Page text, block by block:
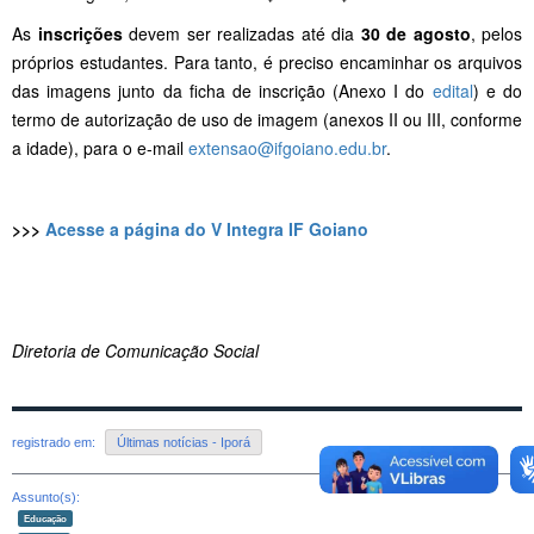
As inscriçõesdevem ser realizadas até dia 30 de agosto, pelos
próprios estudantes. Para tanto, é preciso encaminhar os arquivos
das imagens junto da ficha de inscrição (Anexo I do edital) e do
termo de autorização de uso de imagem (anexos II ou III, conforme
a idade), para o e-mail extensao@ifgoiano.edu.br.
>>> Acesse a página do V Integra IF Goiano
Diretoria de Comunicação Social
registrado em: Últimas notícias - Iporá
Assunto(s):
Educação